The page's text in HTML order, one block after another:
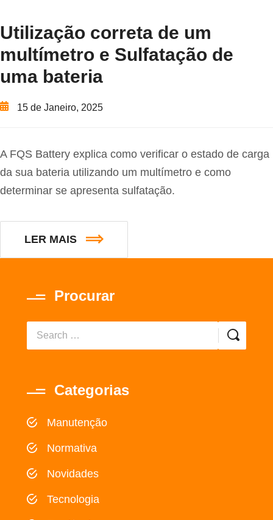
Utilização correta de um
multímetro e Sulfatação de
uma bateria
15 de Janeiro, 2025
A FQS Battery explica como verificar o estado de carga
da sua bateria utilizando um multímetro e como
determinar se apresenta sulfatação.
LER MAIS
Procurar
Categorias
Manutenção
Normativa
Novidades
Tecnologia